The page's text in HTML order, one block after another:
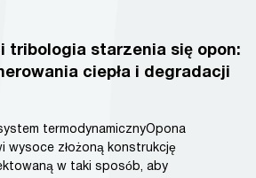
i tribologia starzenia się opon:
ciepła i degradacji
termodynamicznyOpona
wysoce złożoną konstrukcję
w taki sposób, aby